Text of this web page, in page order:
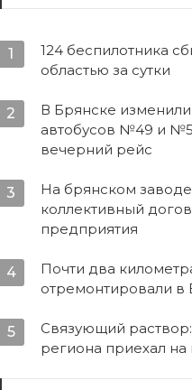
1
124 беспилотника
областью за сутки
2
В Брянске
автобусов №49 и
вечерний рейс
3
На брянском
коллективный
предприятия
4
Почти два
отремонтировали в
5
Связующий
региона приехал